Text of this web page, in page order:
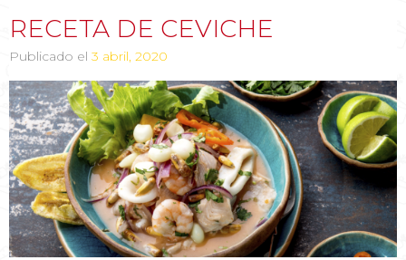
RECETA DE CEVICHE
Publicado el 3 abril, 2020